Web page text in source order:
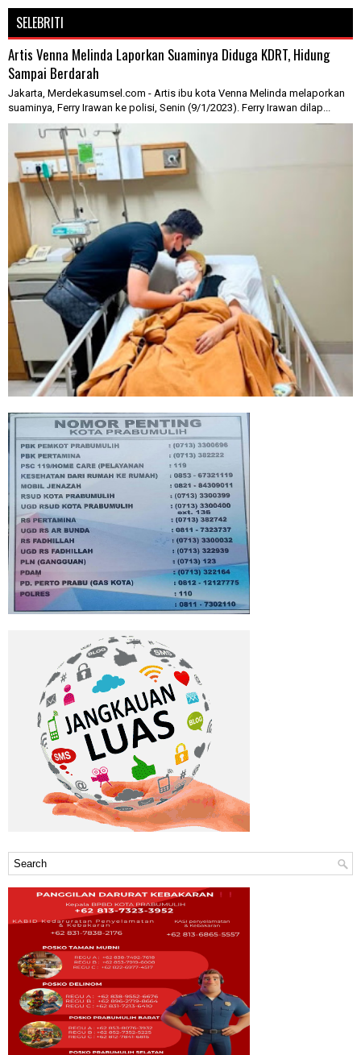
SELEBRITI
Artis Venna Melinda Laporkan Suaminya Diduga KDRT, Hidung
Sampai Berdarah
Jakarta, Merdekasumsel.com - Artis ibu kota Venna Melinda melaporkan
suaminya, Ferry Irawan ke polisi, Senin (9/1/2023). Ferry Irawan dilap...